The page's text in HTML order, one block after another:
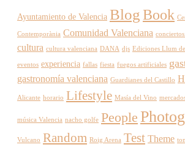
Ayuntamiento de Valencia BlogBook
Contemporània Comunidad Valenciana
cultura cultura valenciana DANA djs Ediciones Llum
eventos experiencia fallas fiesta fuegos artificiales
gastronomía valenciana Guardianes del Castillo
Alicante horario Lifestyle Masía del Vino
música Valencia nacho golfe People
Vulcano Random Roig Arena Test Theme